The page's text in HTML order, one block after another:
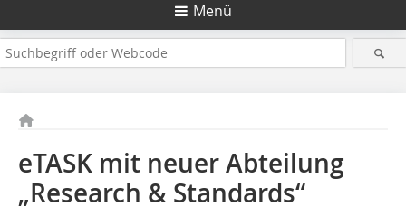
Menü
eTASK mit neuer Abteilung
„Research & Standards“